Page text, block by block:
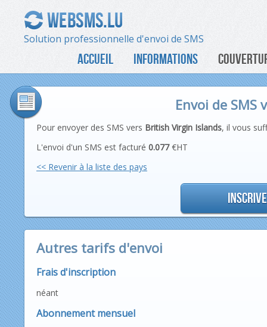
Solution professionnelle d'envoi de SMS
ACCUEIL INFORMATIONS
Envoi de
Pour envoyer des SMS vers British Virgin Islands, il vous
L'envoi d'un SMS est facturé 0.077€HT
<< Revenir à la liste des pays
Autres tarifs d'envoi
Frais d'inscription
néant
Abonnement mensuel